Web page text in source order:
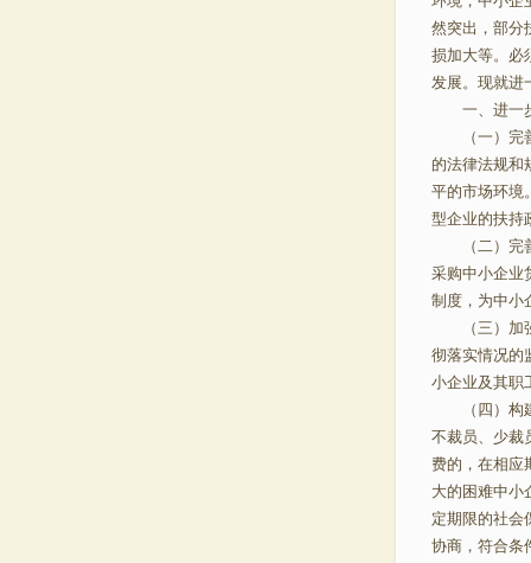
然突出，部分
损加大等。必
发展。现就进
一、进一步
（一）完善
的法律法规和
平的市场环境
型企业的扶持
（二）完善
采购中小企业
制度，为中小
（三）加强
彻落实情况的
小企业及其职
（四）构建
不裁员、少裁
费的，在相应
大的困难中小
定期限的社会
协商，符合条